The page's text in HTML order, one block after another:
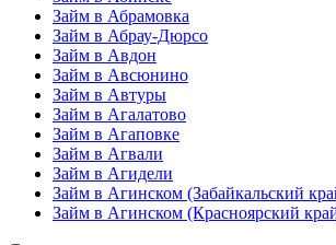
Займ в Абрамовка
Займ в Абрау-Дюрсо
Займ в Авдон
Займ в Авсюнино
Займ в Автуры
Займ в Агалатово
Займ в Агаповке
Займ в Агвали
Займ в Агидели
Займ в Агинском (Забайкальский
Займ в Агинском (Красноярский